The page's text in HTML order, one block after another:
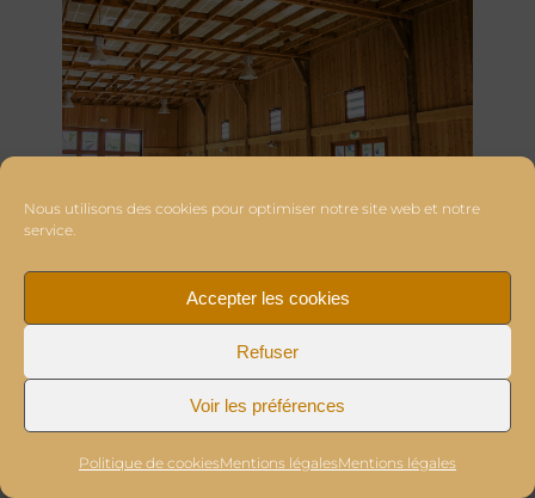
Nous utilisons des cookies pour optimiser notre site web et notre
service.
Accepter les cookies
Refuser
Voir les préférences
Politique de cookiesMentions légalesMentions légales